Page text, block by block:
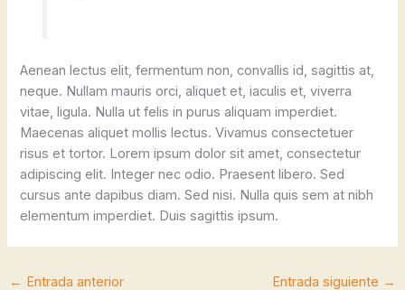
Aenean lectus elit, fermentum non, convallis id, sagittis at,
neque. Nullam mauris orci, aliquet et, iaculis et, viverra
vitae, ligula. Nulla ut felis in purus aliquam imperdiet.
Maecenas aliquet mollis lectus. Vivamus consectetuer
risus et tortor. Lorem ipsum dolor sit amet, consectetur
adipiscing elit. Integer nec odio. Praesent libero. Sed
cursus ante dapibus diam. Sed nisi. Nulla quis sem at nibh
elementum imperdiet. Duis sagittis ipsum.
← Entrada anterior Entrada siguiente →